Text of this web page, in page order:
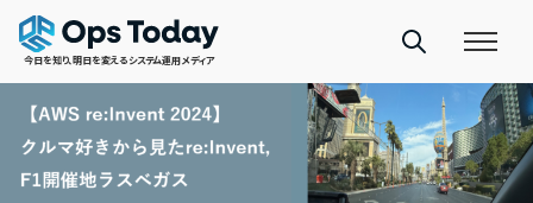
今日を知り、明日を変えるシステム運用メディア